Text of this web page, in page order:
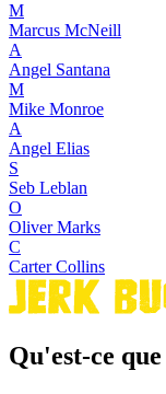
M
Marcus McNeill
A
Angel Santana
M
Mike Monroe
A
Angel Elias
S
Seb Leblan
O
Oliver Marks
C
Carter Collins
Qu'est-ce